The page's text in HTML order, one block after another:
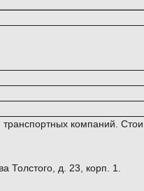
компаний.
Толстого, д. 23, корп. 1.